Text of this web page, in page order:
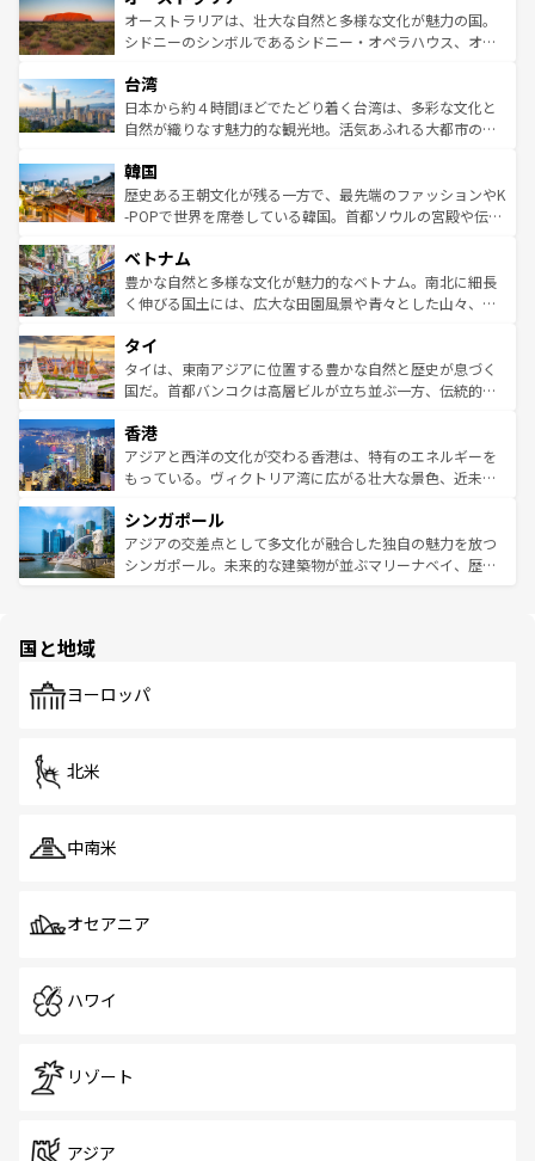
文化が魅力。旅行者はアメリカの各地域で異なる魅力を楽
しみながら、その多様性と豊かな歴史を感じることができ
ならではの贅沢な旅のスタイルだ。 なお、新着のアメリカ
情報はコンテンツ一覧を参照してほしい。
島だが、静かな自然を求めるならマウイ島やカウアイ島が
おすすめ。エメラルドグリーンに輝く海をはじめ、豊かな
れるおもてなしの心で訪れる人々を迎えてくれるハワイの
人々、おいしいローカルフードやハワイアンミュージッ
ク、伝統的なフラダンスなど、すべてがハワイの魅力を彩
ワイを、存分に味わってほしい。 なお、新着のハワイ情報
はコンテンツ一覧を参照してほしい。
オーストラリアは、壮大な自然と多様な文化が魅力の国。
シドニーのシンボルであるシドニー・オペラハウス、オー
リアリーフや大陸中央部にそびえるウルル（エアーズロッ
ク）、タスマニアの美しい原生林やケアンズの熱帯雨林な
ど、見どころがたくさん。また、カフェやワイン、オージ
いる。アクティビティも充実しており、サーフィンやダイ
ビング、ハイキングなど、アウトドア好きにはたまらな
い。オーストラリアの多彩な魅力を存分に味わいつくそ
参照してほしい。
台湾
日本から約４時間ほどでたどり着く台湾は、多彩な文化と
自然が織りなす魅力的な観光地。活気あふれる大都市の台
ン）、静ひつな山岳地帯である台湾東部など、都市の喧騒
と山間の静けさが共存しており、訪れる人に新しい発見と
驚きをもたらしてくれる。また、奥深い台湾の食文化も魅
容にもいいと評判のスイーツなど、バラエティ豊かな料理
が味わえる。 なお、新着の台湾情報は コンテンツ一覧を参
照してほしい。
韓国
歴史ある王朝文化が残る一方で、最先端のファッションやK
-POPで世界を席巻している韓国。首都ソウルの宮殿や伝統
き、地方に足を延ばせば四季折々の自然美を楽しむことが
できる。そして、キムチや焼肉、絶品のストリートフード
まで、さまざまな韓国料理が待っている。夜には、韓国な
リティに包まれながら、韓国の多彩な魅力を心ゆくまで味
わってみてほしい。 なお、新着の韓国情報はコンテンツ一
覧を参照してほしい。
ベトナム
豊かな自然と多様な文化が魅力的なベトナム。南北に細長
く伸びる国土には、広大な田園風景や青々とした山々、世
急速な発展と共に伝統が息づく。ハノイの古い町並みやホ
ーチミン市のフランス統治時代の建物も、独特の雰囲気を
醸し出している。また、バラエティの豊かさとおいしさで
とつ。フォーやバインミー、ベトナムコーヒーなどは、ぜ
ひ現地で味わいたい。どの地域を訪れてもあたたかい人々
が旅行者を迎えてくれるので、きっと忘れられない旅にな
参照してほしい。
タイ
タイは、東南アジアに位置する豊かな自然と歴史が息づく
国だ。首都バンコクは高層ビルが立ち並ぶ一方、伝統的な
の活気が交差している。北部ではチェンマイなどの山岳地
帯で自然と触れ合い、南部ではプーケットやクラビの美し
いビーチでリゾート気分を楽しむことができる。タイ料理
激する。気候は一年中温暖で、どの季節にも異なる楽しみ
が待っている。親しみやすいタイの人々、仏教を中心とし
た文化、そして多様な観光資源が、訪れる旅人を魅了し続
香港
アジアと西洋の文化が交わる香港は、特有のエネルギーを
もっている。ヴィクトリア湾に広がる壮大な景色、近未来
み、どこを訪れても感動するはず。観光スポットが密集し
ており、効率よく見どころを回れるのも魅力。息をのむよ
うな絶景から文化的な体験まで、香港を存分に楽しみ尽く
シンガポール
アジアの交差点として多文化が融合した独自の魅力を放つ
シンガポール。未来的な建築物が並ぶマリーナベイ、歴史
で、ホーカーズは地元の風情を楽しめる外せないスポット
国と地域
ヨーロッパ
北米
中南米
オセアニア
ハワイ
リゾート
アジア